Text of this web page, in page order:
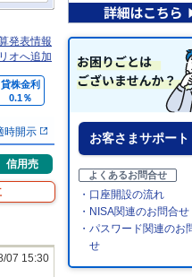
発表情報
オへ追加
貸株金利
0.1％
時開示
信用売
07 15:30
お客さまサポート
よくあるお問合せ
・口座開設の流れ
・NISA関連のお問合せ
・パスワード関連のお
せ